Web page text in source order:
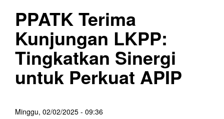
PPATK Terima
Kunjungan LKPP:
Tingkatkan Sinergi
untuk Perkuat APIP
Minggu, 02/02/2025 - 09:36